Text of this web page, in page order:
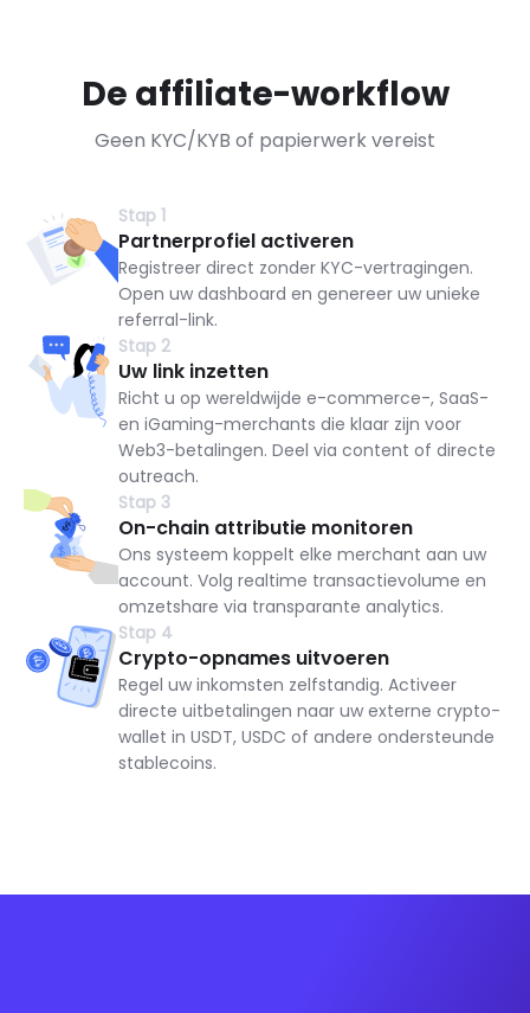
De affiliate-workflow
Geen KYC/KYB of papierwerk vereist
Stap 1
Partnerprofiel activeren
Registreer direct zonder KYC-vertragingen.
Open uw dashboard en genereer uw unieke
referral-link.
Stap 2
Uw link inzetten
Richt u op wereldwijde e-commerce-, SaaS-
en iGaming-merchants die klaar zijn voor
Web3-betalingen. Deel via content of directe
outreach.
Stap 3
On-chain attributie monitoren
Ons systeem koppelt elke merchant aan uw
account. Volg realtime transactievolume en
omzetshare via transparante analytics.
Stap 4
Crypto-opnames uitvoeren
Regel uw inkomsten zelfstandig. Activeer
directe uitbetalingen naar uw externe crypto-
wallet in USDT, USDC of andere ondersteunde
stablecoins.